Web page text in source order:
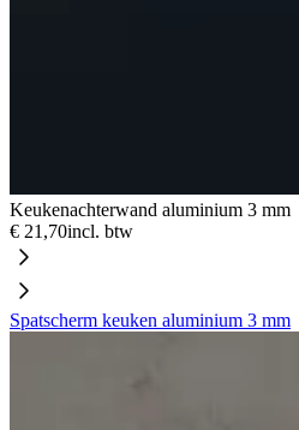
Keukenachterwand aluminium 3 mm
€ 21,70incl. btw
Spatscherm keuken aluminium 3 mm